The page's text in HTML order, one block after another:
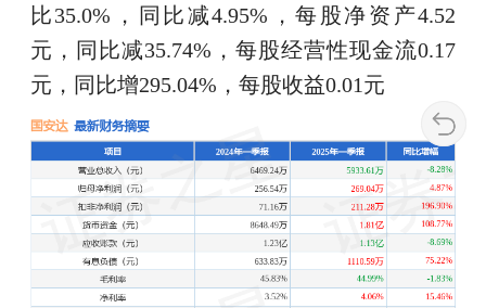
比35.0%，同比减4.95%，每股净资产4.52
元，同比减35.74%，每股经营性现金流0.17
元，同比增295.04%，每股收益0.01元